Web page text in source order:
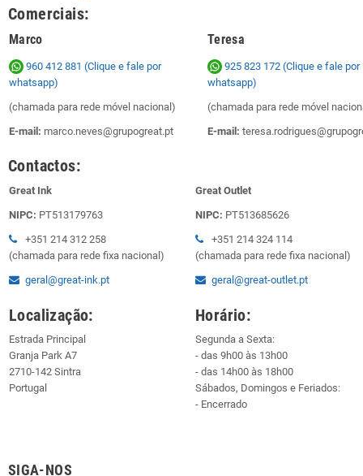
Comerciais:
Marco Teresa
960 412 881 (Clique e fale por
whatsapp)
(chamada para rede móvel nacional)
E-mail: marco.neves@grupogreat.pt
925 823 172 (Clique e fale por
whatsapp)
(chamada para rede móvel
E-mail:
Contactos:
Great Ink
NIPC: PT513179763
+351 214 312 258
(chamada para rede fixa nacional)
geral@great-ink.pt
Great Outlet
NIPC: PT513685626
+351 214 324 114
(chamada para rede fixa nacional)
geral@great-outlet.pt
Localização:
Estrada Principal
Granja Park A7
2710-142 Sintra
Portugal
Horário:
Segunda a Sexta:
- das 9h00 às 13h00
- das 14h00 às 18h00
Sábados, Domingos e Feriados:
- Encerrado
SIGA-NOS